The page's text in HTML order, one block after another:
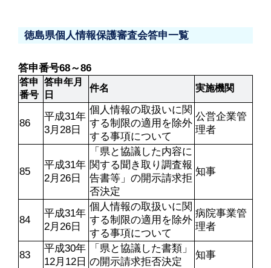
徳島県個人情報保護審査会答申一覧
答申番号68～86
答申
番号
答申年月
日
件名 実施機関
86
平成31年
3月28日
個人情報の取扱いに関
する制限の適用を除外
する事項について
公営企業管
理者
85
平成31年
2月26日
「県と協議した内容に
関する聞き取り調査報
告書等」の開示請求拒
否決定
知事
84
平成31年
2月26日
個人情報の取扱いに関
する制限の適用を除外
する事項について
病院事業管
理者
83
平成30年
12月12日
「県と協議した書類」
の開示請求拒否決定
知事